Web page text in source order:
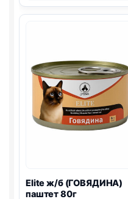
б
Elite ж/б (ГОВЯДИНА)
паштет 80г